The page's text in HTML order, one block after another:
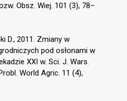
Obsz. Wiej. 101 (3), 78–
D., 2011. Zmiany w
pod osłonami w
XXI w. Sci. J. Wars.
World Agric. 11 (4),